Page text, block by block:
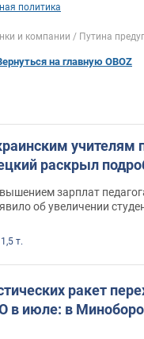
политика
и компании Путина
на главную OBOZ
учителям
раскрыл
зарплат
об увеличении
т.
ракет
в июле: в